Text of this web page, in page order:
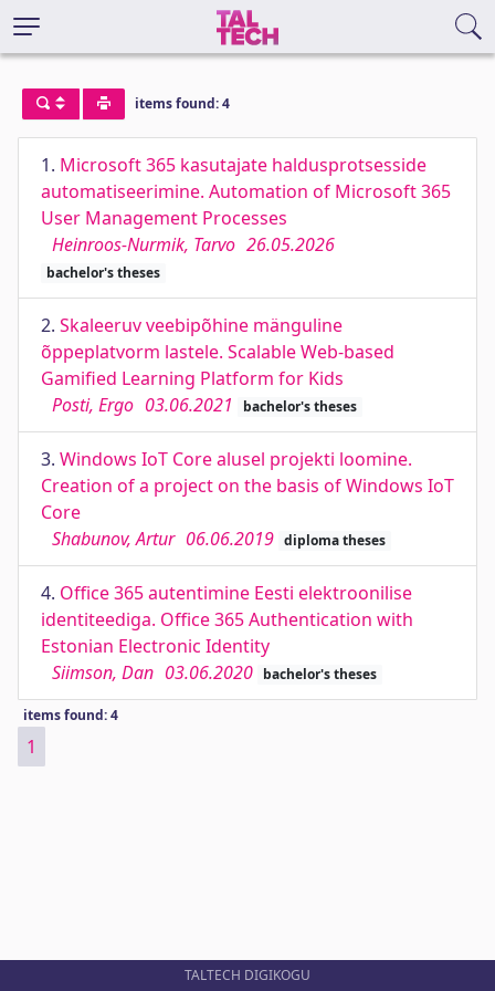
items found: 4
1. Microsoft 365 kasutajate haldusprotsesside
automatiseerimine. Automation of Microsoft 365
User Management Processes
Heinroos-Nurmik, Tarvo 26.05.2026
bachelor's theses
2. Skaleeruv veebipõhine mänguline
õppeplatvorm lastele. Scalable Web-based
Gamified Learning Platform for Kids
Posti, Ergo 03.06.2021 bachelor's theses
3. Windows IoT Core alusel projekti loomine.
Creation of a project on the basis of Windows IoT
Core
Shabunov, Artur 06.06.2019 diploma theses
4. Office 365 autentimine Eesti elektroonilise
identiteediga. Office 365 Authentication with
Estonian Electronic Identity
Siimson, Dan 03.06.2020 bachelor's theses
items found: 4
1
TALTECH DIGIKOGU